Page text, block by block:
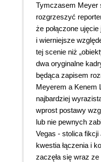
Tymczasem Meyer
rozgrzeszyć
że połączone
i wierniejsze
tej scenie niż
dwa oryginalne
będąca zapisem
Meyerem a Kenem
najbardziej
wprost postawy
lub nie pewnych
Vegas - stolica
kwestia łączenia i
zaczęła się wraz